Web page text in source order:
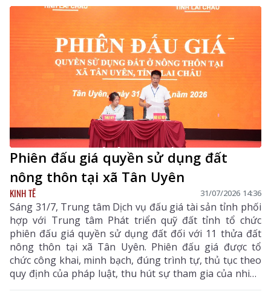
Phiên đấu giá quyền sử dụng đất
nông thôn tại xã Tân Uyên
KINH TẾ 31/07/2026 14:36
Sáng 31/7, Trung tâm Dịch vụ đấu giá tài sản tỉnh phối
hợp với Trung tâm Phát triển quỹ đất tỉnh tổ chức
phiên đấu giá quyền sử dụng đất đối với 11 thửa đất
nông thôn tại xã Tân Uyên. Phiên đấu giá được tổ
chức công khai, minh bạch, đúng trình tự, thủ tục theo
quy định của pháp luật, thu hút sự tham gia của nhiều
khách hàng có nhu cầu sử dụng đất và đầu tư.